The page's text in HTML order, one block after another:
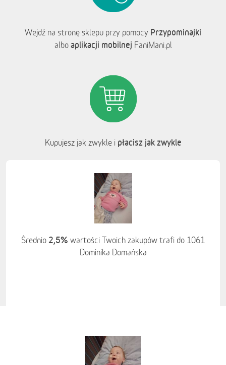
Wejdź na stronę sklepu przy pomocy Przypominajki
albo aplikacji mobilnej FaniMani.pl
Kupujesz jak zwykle i płacisz jak zwykle
Średnio 2,5% wartości Twoich zakupów trafi do 1061
Dominika Domańska